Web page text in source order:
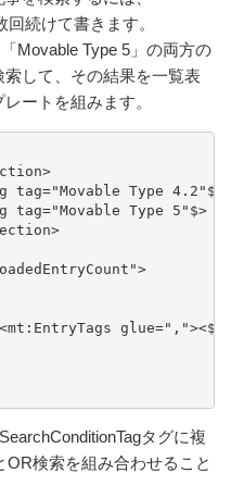
回続けて書きます。
Movable Type 5」の両方の
して、その結果を一覧表
ートを組みます。
tag="Movable Type 4.2"$>
tag="Movable Type 5"$>
タグに複
検索を組み合わせること